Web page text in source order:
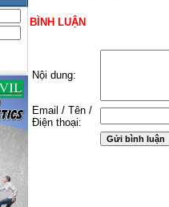
BÌNH LUẬN
Nội dung:
Email / Tên /
Điện thoại: